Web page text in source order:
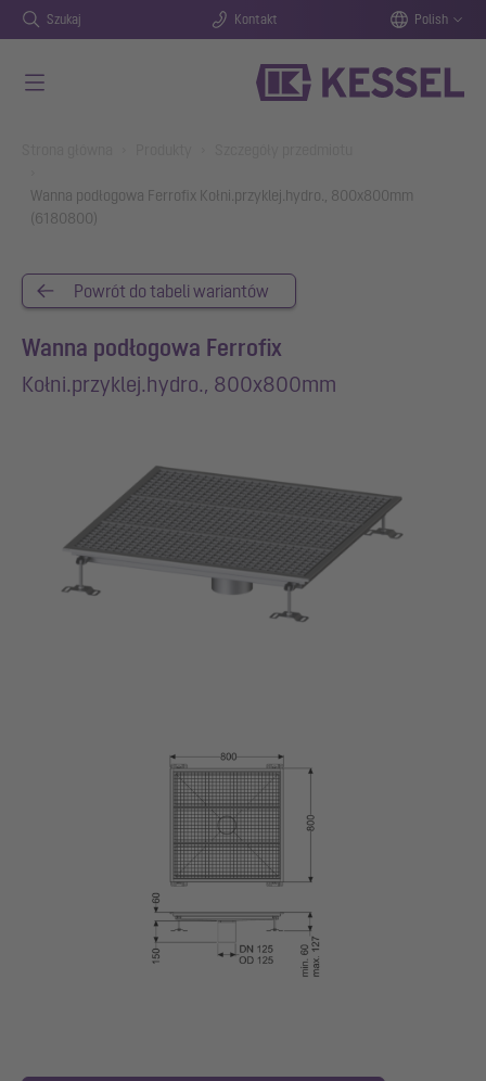
Szukaj Kontakt Polish
Wanna podłogowa Ferrofix Kołni.przyklej.hydro., 800x800mm
(6180800)
Powrót do tabeli wariantów
Wanna podłogowa Ferrofix
Kołni.przyklej.hydro., 800x800mm